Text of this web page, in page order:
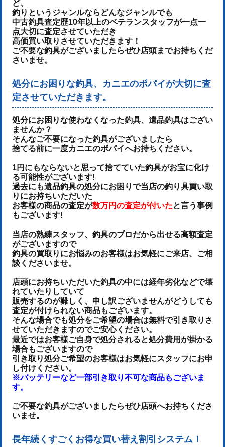
ど、
釣りというジャンルならどんなジャンルでも
中古釣具査定歴10年以上のベテランスタッフが一点一
点大切に査定させていただき
高価買い取りさせていただきます！
ご不要な釣具がございましたらぜひ店頭までお持ちくだ
さいませ。
処分にお困りな釣具、カニエのポパイが大切に査
定させていただきます。
処分にお困りな使わなくなった釣具、遺品釣具はござい
ませんか？
そんなご不要になった釣具がございましたら
捨てる前に一度カニエのポパイへお持ちください。
1円にもならないと思って捨てていた釣具がお宝に化け
る可能性がございます!
過去にも遺品釣具の処分にお困りで当店の釣り具買い取
りにお持ちいただいた
お客様の商品の査定が数万円の査定が付いたと言う事例
もございます!
当店の熟練スタッフ、釣具のプロだから出せる高額査定
がございますので
釣具の買取りにお悩みのお客様はお気軽にご来店、ご相
談くださいませ。
店頭にお持ちいただいた釣具の中には経年劣化などで壊
れていたりしていて
販売するのが難しく、申し訳ございませんがどうしても
査定が付けられない商品もございます。
そんな場合でも処分をご希望の場合は無料で引き取りさ
せていただきますのでご安心ください。
最近ではお客様ご自身で処分されると処分費用が掛かる
場合もございますので
引き取り処分ご希望のお客様はお気軽にスタッフにお申
し付けください。
※バッテリーなど一部引き取り不可な商品もございま
す。
ご不要な釣具がございましたらぜひ店頭へお持ちくださ
いませ。
長年続くすごくお得な買い替え割引システム！